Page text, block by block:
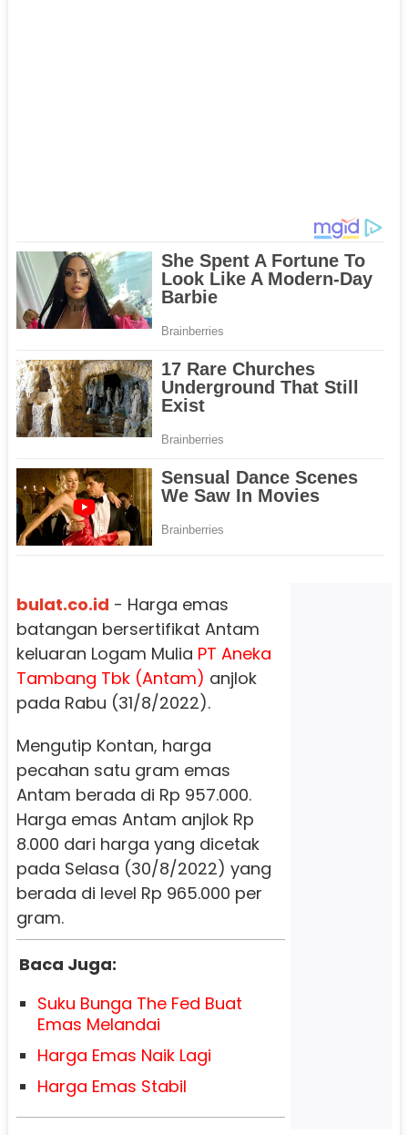
bulat.co.id - Harga emas
batangan bersertifikat Antam
keluaran Logam Mulia PT Aneka
Tambang Tbk (Antam) anjlok
pada Rabu (31/8/2022).
Mengutip Kontan, harga
pecahan satu gram emas
Antam berada di Rp 957.000.
Harga emas Antam anjlok Rp
8.000 dari harga yang dicetak
pada Selasa (30/8/2022) yang
berada di level Rp 965.000 per
gram.
Baca Juga:
Suku Bunga The Fed Buat
Emas Melandai
Harga Emas Naik Lagi
Harga Emas Stabil